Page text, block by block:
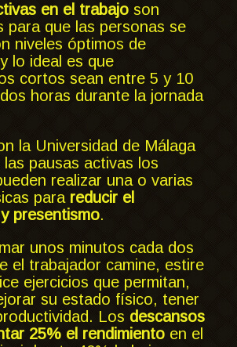
en el trabajo son
para que las personas se
niveles óptimos de
lo ideal es que
cortos sean entre 5 y 10
horas durante la jornada
la Universidad de Málaga
pausas activas los
realizar una o varias
para reducir el
presentismo.
unos minutos cada dos
el trabajador camine, estire
ejercicios que permitan,
su estado físico, tener
Los descansos
25% el rendimiento en el